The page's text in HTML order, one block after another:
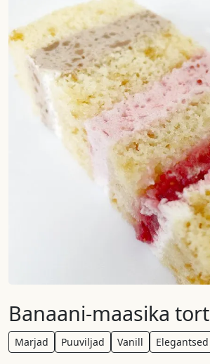
Banaani-maasika tort
Marjad Puuviljad Vanill Elegantsed